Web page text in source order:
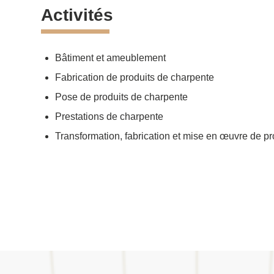
Activités
Bâtiment et ameublement
Fabrication de produits de charpente
Pose de produits de charpente
Prestations de charpente
Transformation, fabrication et mise en œuvre de